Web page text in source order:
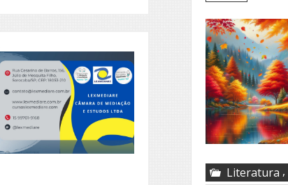
Literatura ,